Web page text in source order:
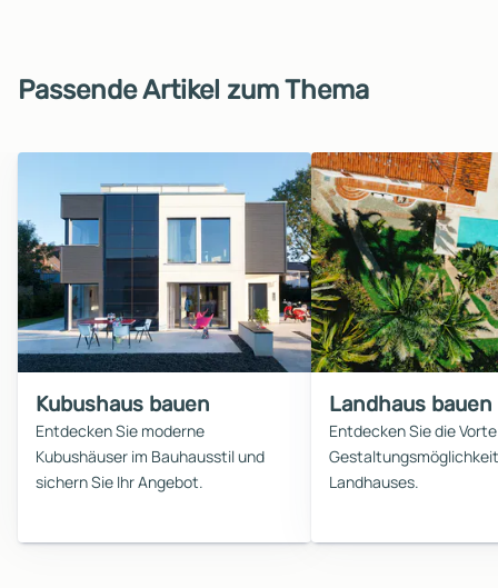
Passende Artikel zum Thema
Kubushaus bauen
Entdecken Sie moderne
Kubushäuser im Bauhausstil und
sichern Sie Ihr Angebot.
Landhaus bauen
Entdecken Sie die
Landhauses.